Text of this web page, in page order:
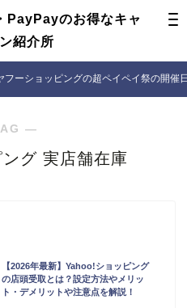
PayPayのお得なキャ
紹介所
フーショッピングの超ペイペイ祭の開催
―
グ 実店舗在庫
【2026年最新】Yahoo!ショッピング
の店頭受取とは？設定方法やメリッ
ト・デメリットや注意点を解説！